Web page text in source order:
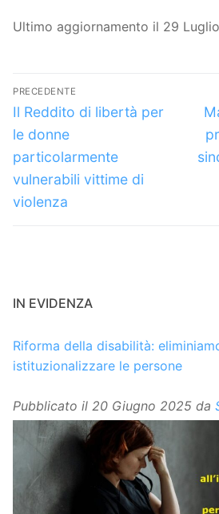
Ultimo aggiornamento il 29
Navigazione
articoli
PRECEDENTE
Articolo
precedente:
Il Reddito di libertà per
le donne
particolarmente
vulnerabili vittime di
violenza
IN EVIDENZA
Riforma della disabilità:
istituzionalizzare le persone
Pubblicato il 20 Giugno 2025 da